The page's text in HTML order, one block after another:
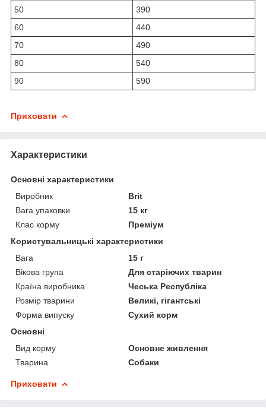
50
390
60
440
70
490
80
540
90
590
Приховати
Характеристики
Основні характеристики
Виробник
Brit
Вага упаковки
15 кг
Клас корму
Преміум
Користувальницькі характеристики
Вага
15 г
Вікова група
Для старіючих тварин
Країна виробника
Чеська Республіка
Розмір тварини
Великі, гігантські
Форма випуску
Сухий корм
Основні
Вид корму
Основне живлення
Тварина
Собаки
Приховати